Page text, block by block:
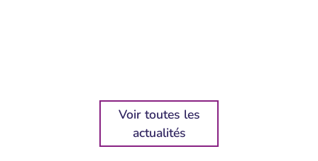
Voir toutes les
actualités